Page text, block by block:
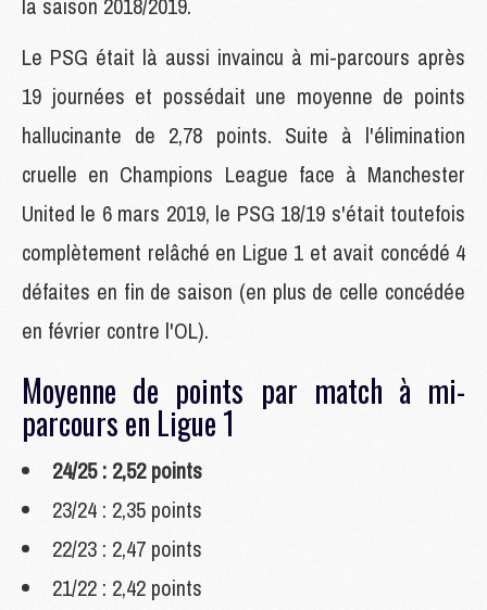
Le PSG était là aussi invaincu à mi-parcours après
19 journées et possédait une moyenne de points
hallucinante de 2,78 points. Suite à l'élimination
cruelle en Champions League face à Manchester
United le 6 mars 2019, le PSG 18/19 s'était toutefois
complètement relâché en Ligue 1 et avait concédé 4
défaites en fin de saison (en plus de celle concédée
en février contre l'OL).
Moyenne de points par match à mi-
parcours en Ligue 1
24/25 : 2,52 points
23/24 : 2,35 points
22/23 : 2,47 points
21/22 : 2,42 points